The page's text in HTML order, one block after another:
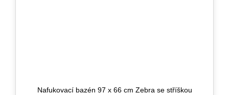
Nafukovací bazén 97 x 66 cm Zebra se stříškou